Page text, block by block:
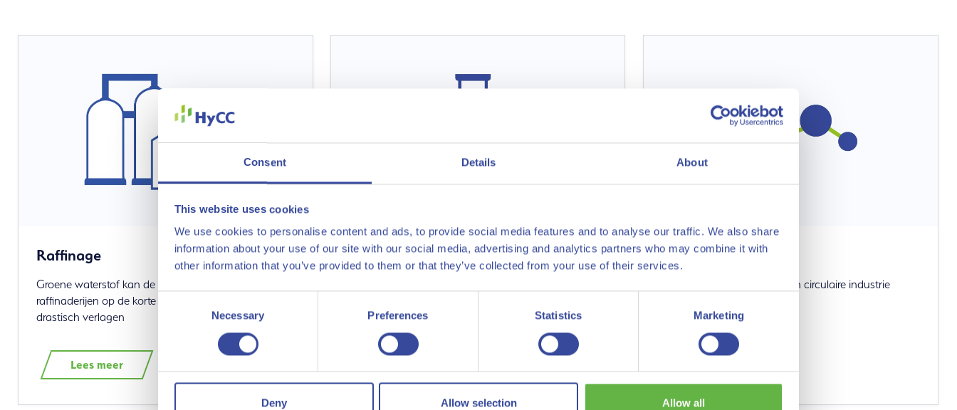
Consent Details About
This website uses cookies
We use cookies to personalise content and ads, to provide social media features and to analyse our traffic. We also share
information about your use of our site with our social media, advertising and analytics partners who may combine it with
other information that you’ve provided to them or that they’ve collected from your use of their services.
Necessary Preferences Statistics Marketing
Deny Allow selection Allow all
Onze oplossingen
Raffinage
Groene waterstof kan de CO
raffinaderijen op de korte én de lange termijn
drastisch verlagen
Lees meer
Ammonia Methanol
Een katalysator voor een een circulaire industrie